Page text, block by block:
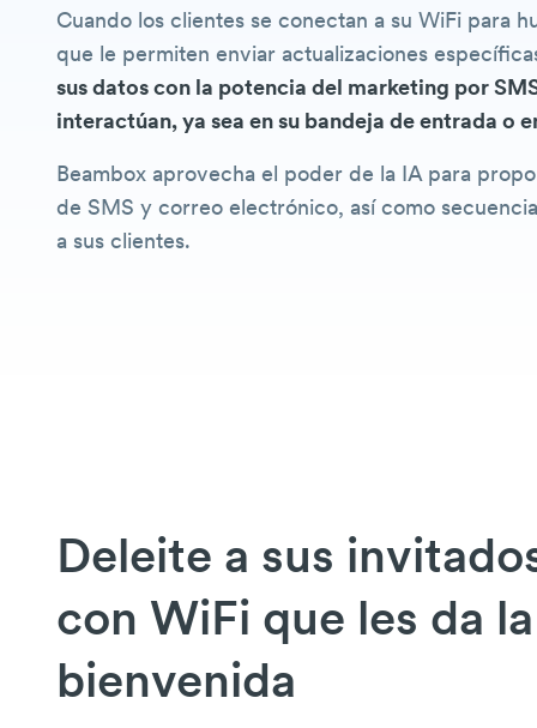
Cuando los clientes se conectan a su WiFi para
que le permiten enviar actualizaciones
sus datos con la potencia del marketing por
interactúan, ya sea en su bandeja de entrada o
Beambox aprovecha el poder de la IA para
de SMS y correo electrónico, así como
a sus clientes.
Deleite a sus
con WiFi que les da la
bienvenida